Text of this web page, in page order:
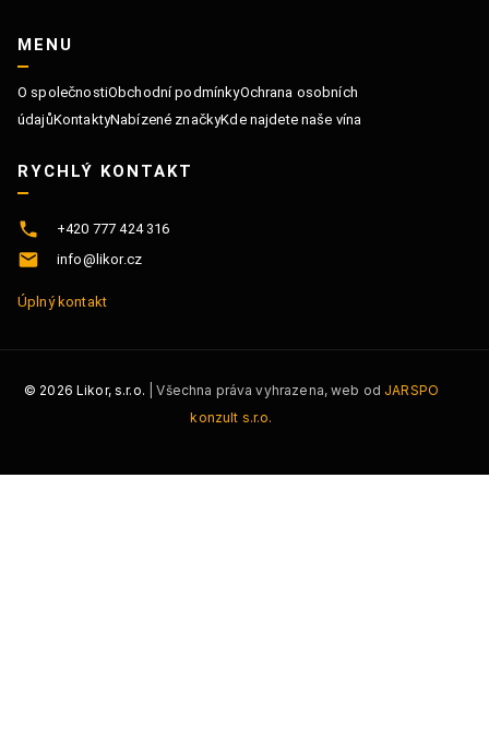
MENU
O společnostiObchodní podmínkyOchrana osobních
údajůKontaktyNabízené značkyKde najdete naše vína
RYCHLÝ KONTAKT
+420 777 424 316
info@likor.cz
Úplný kontakt
© 2026 Likor, s.r.o. | Všechna práva vyhrazena, web od JARSPO
konzult s.r.o.